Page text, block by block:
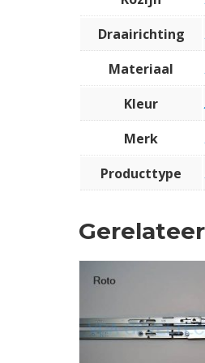
Draairichting
Materiaal
Kleur
Merk
Producttype